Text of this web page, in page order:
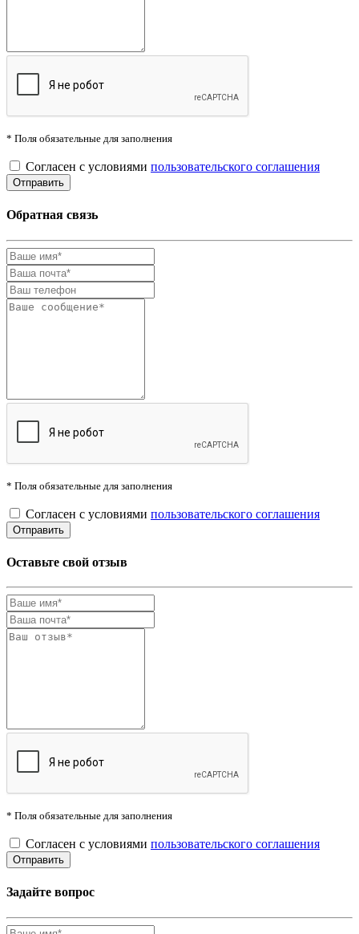
* Поля обязательные для заполнения
Согласен с условиями пользовательского соглашения
Обратная связь
* Поля обязательные для заполнения
Согласен с условиями пользовательского соглашения
Оставьте свой отзыв
* Поля обязательные для заполнения
Согласен с условиями пользовательского соглашения
Задайте вопрос